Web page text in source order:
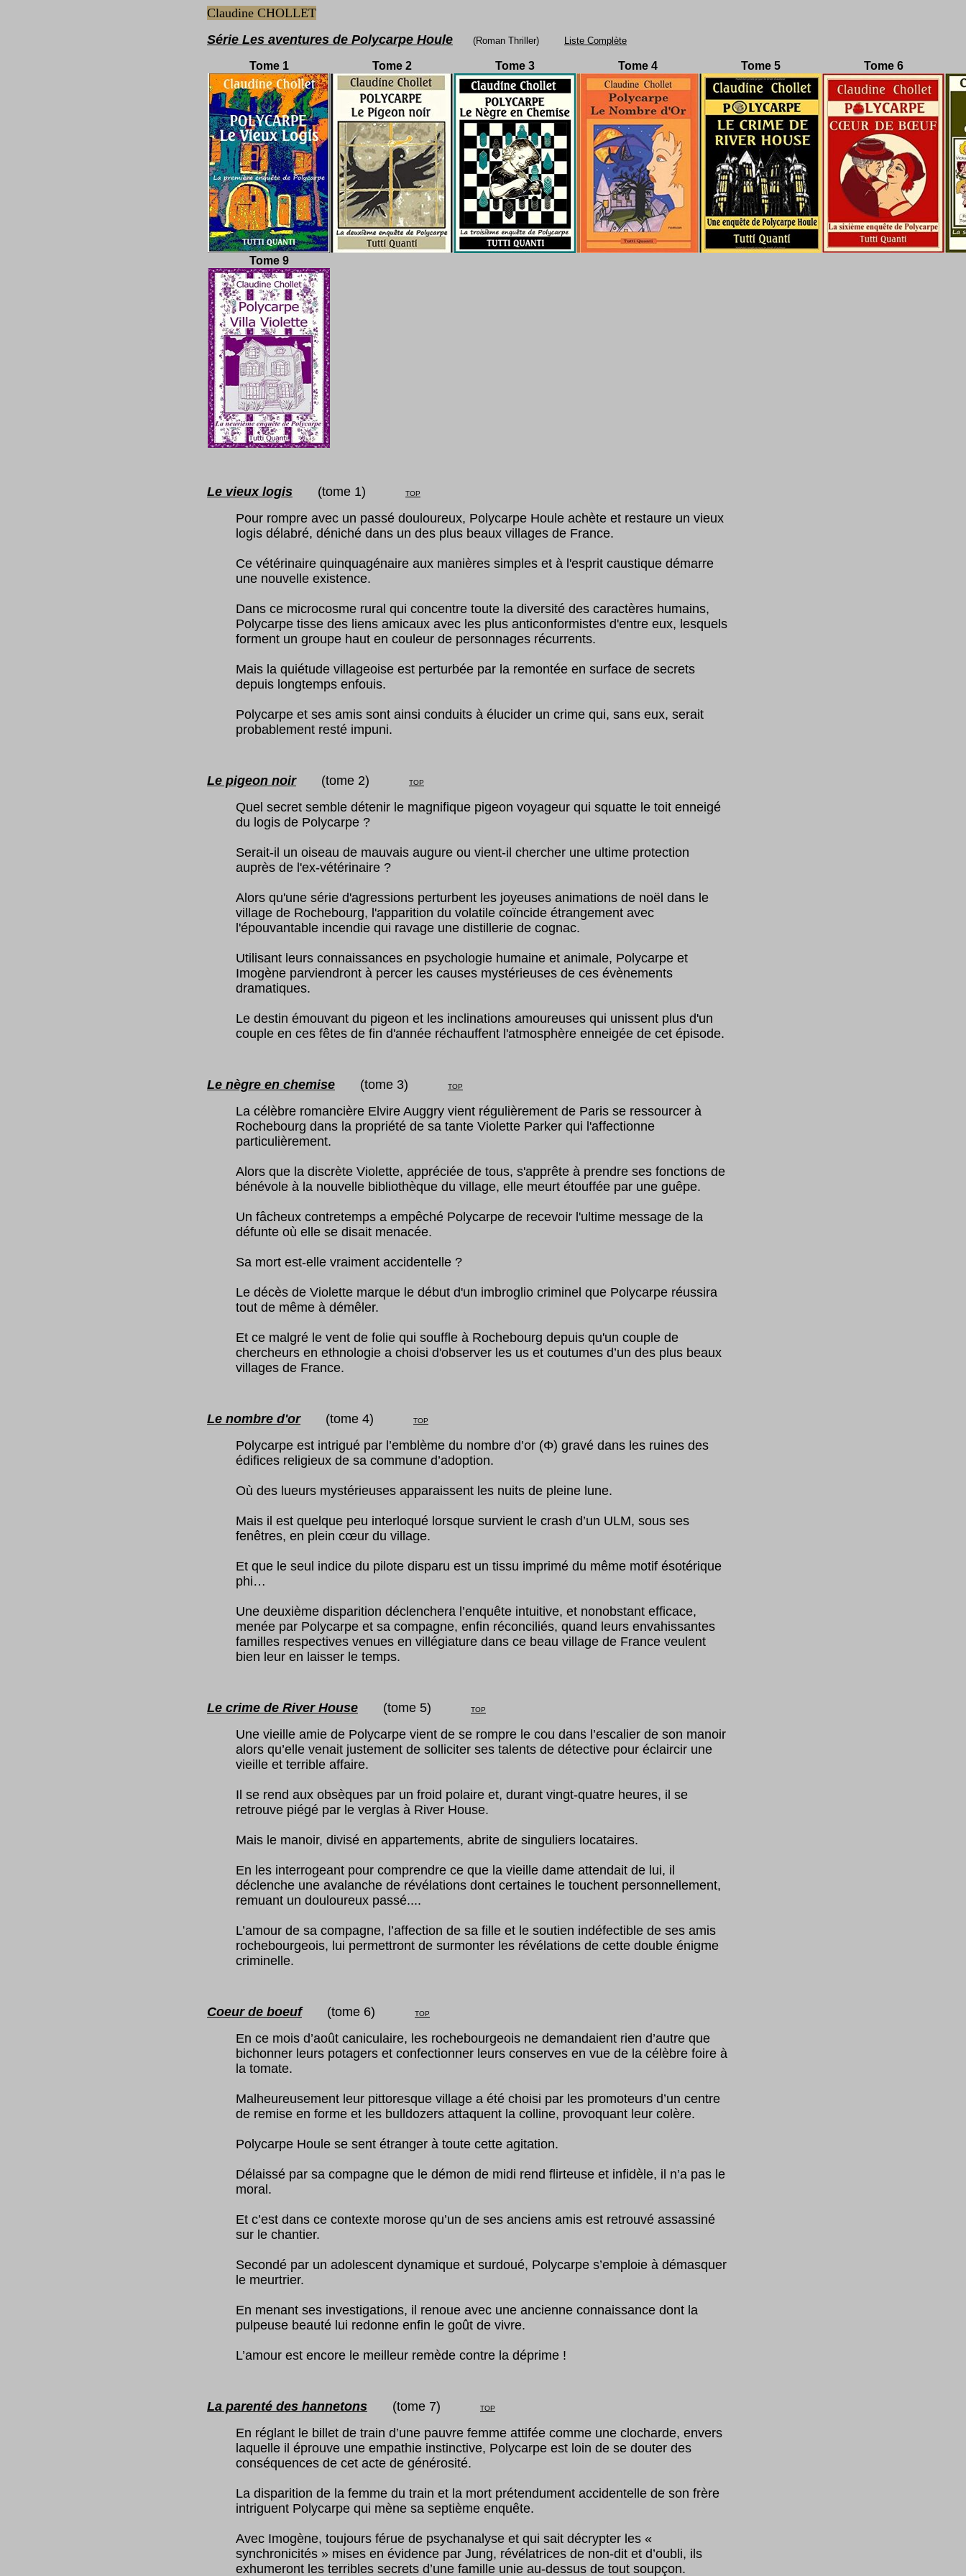
Claudine CHOLLET
Série Les aventures de Polycarpe Houle (Roman Thriller) Liste Complète
Tome 1 Tome 2 Tome 3 Tome 4 Tome 5 Tome 6
Tome 9
Le vieux logis (tome 1) TOP
Pour rompre avec un passé douloureux, Polycarpe Houle achète et restaure un vieux
logis délabré, déniché dans un des plus beaux villages de France.
Ce vétérinaire quinquagénaire aux manières simples et à l'esprit caustique démarre
une nouvelle existence.
Dans ce microcosme rural qui concentre toute la diversité des caractères humains,
Polycarpe tisse des liens amicaux avec les plus anticonformistes d'entre eux, lesquels
forment un groupe haut en couleur de personnages récurrents.
Mais la quiétude villageoise est perturbée par la remontée en surface de secrets
depuis longtemps enfouis.
Polycarpe et ses amis sont ainsi conduits à élucider un crime qui, sans eux, serait
probablement resté impuni.
Le pigeon noir(tome 2) TOP
Quel secret semble détenir le magnifique pigeon voyageur qui squatte le toit enneigé
du logis de Polycarpe ?
Serait-il un oiseau de mauvais augure ou vient-il chercher une ultime protection
auprès de l'ex-vétérinaire ?
Alors qu'une série d'agressions perturbent les joyeuses animations de noël dans le
village de Rochebourg, l'apparition du volatile coïncide étrangement avec
l'épouvantable incendie qui ravage une distillerie de cognac.
Utilisant leurs connaissances en psychologie humaine et animale, Polycarpe et
Imogène parviendront à percer les causes mystérieuses de ces évènements
dramatiques.
Le destin émouvant du pigeon et les inclinations amoureuses qui unissent plus d'un
couple en ces fêtes de fin d'année réchauffent l'atmosphère enneigée de cet épisode.
Le nègre en chemise (tome 3) TOP
La célèbre romancière Elvire Auggry vient régulièrement de Paris se ressourcer à
Rochebourg dans la propriété de sa tante Violette Parker qui l'affectionne
particulièrement.
Alors que la discrète Violette, appréciée de tous, s'apprête à prendre ses fonctions de
bénévole à la nouvelle bibliothèque du village, elle meurt étouffée par une guêpe.
Un fâcheux contretemps a empêché Polycarpe de recevoir l'ultime message de la
défunte où elle se disait menacée.
Sa mort est-elle vraiment accidentelle ?
Le décès de Violette marque le début d'un imbroglio criminel que Polycarpe réussira
tout de même à démêler.
Et ce malgré le vent de folie qui souffle à Rochebourg depuis qu'un couple de
chercheurs en ethnologie a choisi d'observer les us et coutumes d’un des plus beaux
villages de France.
Le nombre d'or(tome 4) TOP
Polycarpe est intrigué par l’emblème du nombre d’or (Φ) gravé dans les ruines des
édifices religieux de sa commune d’adoption.
Où des lueurs mystérieuses apparaissent les nuits de pleine lune.
Mais il est quelque peu interloqué lorsque survient le crash d’un ULM, sous ses
fenêtres, en plein cœur du village.
Et que le seul indice du pilote disparu est un tissu imprimé du même motif ésotérique
phi…
Une deuxième disparition déclenchera l’enquête intuitive, et nonobstant efficace,
menée par Polycarpe et sa compagne, enfin réconciliés, quand leurs envahissantes
familles respectives venues en villégiature dans ce beau village de France veulent
bien leur en laisser le temps.
Le crime de River House (tome 5) TOP
Une vieille amie de Polycarpe vient de se rompre le cou dans l’escalier de son manoir
alors qu’elle venait justement de solliciter ses talents de détective pour éclaircir une
vieille et terrible affaire.
Il se rend aux obsèques par un froid polaire et, durant vingt-quatre heures, il se
retrouve piégé par le verglas à River House.
Mais le manoir, divisé en appartements, abrite de singuliers locataires.
En les interrogeant pour comprendre ce que la vieille dame attendait de lui, il
déclenche une avalanche de révélations dont certaines le touchent personnellement,
remuant un douloureux passé....
L’amour de sa compagne, l’affection de sa fille et le soutien indéfectible de ses amis
rochebourgeois, lui permettront de surmonter les révélations de cette double énigme
criminelle.
Coeur de boeuf(tome 6) TOP
En ce mois d’août caniculaire, les rochebourgeois ne demandaient rien d’autre que
bichonner leurs potagers et confectionner leurs conserves en vue de la célèbre foire à
la tomate.
Malheureusement leur pittoresque village a été choisi par les promoteurs d’un centre
de remise en forme et les bulldozers attaquent la colline, provoquant leur colère.
Polycarpe Houle se sent étranger à toute cette agitation.
Délaissé par sa compagne que le démon de midi rend flirteuse et infidèle, il n’a pas le
moral.
Et c’est dans ce contexte morose qu’un de ses anciens amis est retrouvé assassiné
sur le chantier.
Secondé par un adolescent dynamique et surdoué, Polycarpe s’emploie à démasquer
le meurtrier.
En menant ses investigations, il renoue avec une ancienne connaissance dont la
pulpeuse beauté lui redonne enfin le goût de vivre.
L’amour est encore le meilleur remède contre la déprime !
La parenté des hannetons (tome 7) TOP
En réglant le billet de train d’une pauvre femme attifée comme une clocharde, envers
laquelle il éprouve une empathie instinctive, Polycarpe est loin de se douter des
conséquences de cet acte de générosité.
La disparition de la femme du train et la mort prétendument accidentelle de son frère
intriguent Polycarpe qui mène sa septième enquête.
Avec Imogène, toujours férue de psychanalyse et qui sait décrypter les «
synchronicités » mises en évidence par Jung, révélatrices de non-dit et d’oubli, ils
exhumeront les terribles secrets d’une famille unie au-dessus de tout soupçon.